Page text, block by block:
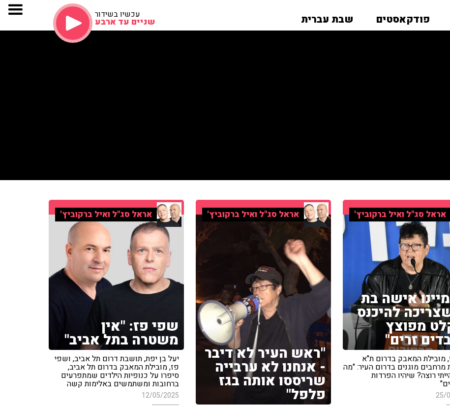
פודקאסטים שבת עברית עכשיו בשידור
שניים עד ארבע
אראל סג"ל ואיל ברקוביץ'
אישה בת
שצריכה להיכנס
מפוצץ
זרים"
מובילת המאבק בדרום ת"א
מרחבים מוגנים בדרום העיר: "מה
רוצה? שיהיו הפרדות
25/
אראל סג"ל ואיל ברקוביץ'
"ראש העיר לא דיבר
- אנחנו לא ערבייה
שריססו אותה בגז
פלפל"
אראל סג"ל ואיל ברקוביץ'
שפי פז: "אין
משטרה בתל אביב"
יעל בן יפת, תושבת דרום תל אביב, ושפי
פז, מובילת המאבק בדרום תל אביב,
סיפרו על כנופיות הילדים שמתפרעים
ברחובות ומשתמשים באלימות קשה
12/05/2025